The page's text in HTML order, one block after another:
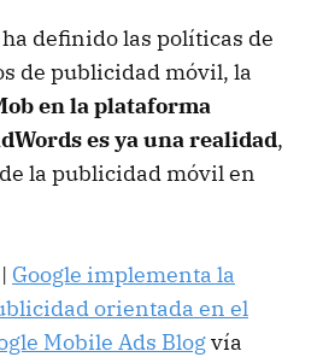
definido las políticas de
de publicidad móvil, la
en la plataforma
es ya una realidad,
la publicidad móvil en
Google implementa la
orientada en el
Mobile Ads Blogvía